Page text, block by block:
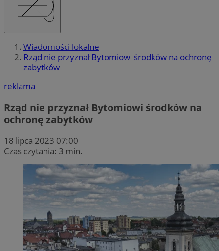
Wiadomości lokalne
Rząd nie przyznał Bytomiowi środków na ochronę
zabytków
reklama
Rząd nie przyznał Bytomiowi środków na
ochronę zabytków
18 lipca 2023 07:00
Czas czytania: 3 min.